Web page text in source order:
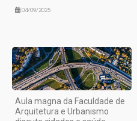
04/09/2025
Aula magna da Faculdade de
Arquitetura e Urbanismo